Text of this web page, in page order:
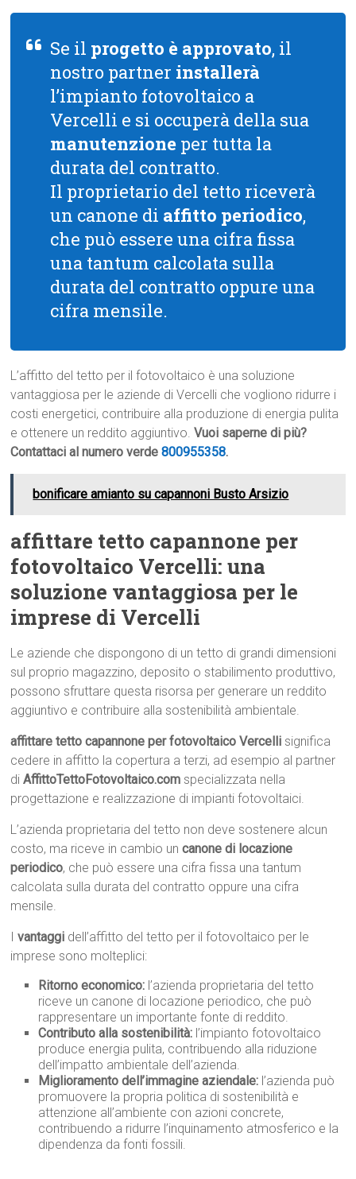
Se il progetto è approvato, il
nostro partner installerà
l’impianto fotovoltaico a
Vercelli e si occuperà della sua
manutenzione per tutta la
durata del contratto.
Il proprietario del tetto riceverà
un canone di affitto periodico,
che può essere una cifra fissa
una tantum calcolata sulla
durata del contratto oppure una
cifra mensile.
L’affitto del tetto per il fotovoltaico è una soluzione
vantaggiosa per le aziende di Vercelli che vogliono ridurre i
costi energetici, contribuire alla produzione di energia pulita
e ottenere un reddito aggiuntivo.Vuoi saperne di più?
Contattaci al numero verde800955358.
bonificare amianto su capannoni Busto Arsizio
affittare tetto capannone per
fotovoltaico Vercelli: una
soluzione vantaggiosa per le
imprese di Vercelli
Le aziende che dispongono di un tetto di grandi dimensioni
sul proprio magazzino, deposito o stabilimento produttivo,
possono sfruttare questa risorsa per generare un reddito
aggiuntivo e contribuire alla sostenibilità ambientale.
affittare tetto capannone per fotovoltaico Vercelli significa
cedere in affitto la copertura a terzi, ad esempio al partner
diAffittoTettoFotovoltaico.com specializzata nella
progettazione e realizzazione di impianti fotovoltaici.
L’azienda proprietaria del tetto non deve sostenere alcun
costo, ma riceve in cambio uncanone di locazione
periodico, che può essere una cifra fissa una tantum
calcolata sulla durata del contratto oppure una cifra
mensile.
Ivantaggi dell’affitto del tetto per il fotovoltaico per le
imprese sono molteplici:
Ritorno economico: l’azienda proprietaria del tetto
riceve un canone di locazione periodico, che può
rappresentare un importante fonte di reddito.
Contributo alla sostenibilità: l’impianto fotovoltaico
produce energia pulita, contribuendo alla riduzione
dell’impatto ambientale dell’azienda.
Miglioramento dell’immagine aziendale: l’azienda può
promuovere la propria politica di sostenibilità e
attenzione all’ambiente con azioni concrete,
contribuendo a ridurre l’inquinamento atmosferico e la
dipendenza da fonti fossili.